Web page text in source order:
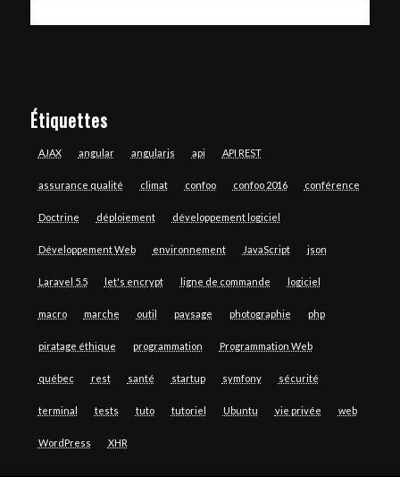
Étiquettes
AJAX angular angularjs api API REST
assurance qualité climat confoo confoo 2016 conférence
Doctrine déploiement développement logiciel
Développement Web environnement JavaScript json
Laravel 5.5 let's encrypt ligne de commande logiciel
macro marche outil paysage photographie php
piratage éthique programmation Programmation Web
québec rest santé startup symfony sécurité
terminal tests tuto tutoriel Ubuntu vie privée web
WordPress XHR